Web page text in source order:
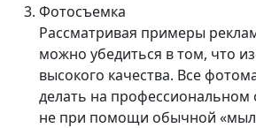
Фотосъемка
Рассматривая примеры
можно убедиться в том, что
высокого качества. Все
делать на профессиональном
не при помощи обычной